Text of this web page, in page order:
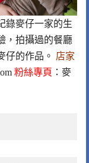
錄麥仔一家的生
，拍攝過的餐廳
仔的作品。 店家
粉絲專頁 ： 麥